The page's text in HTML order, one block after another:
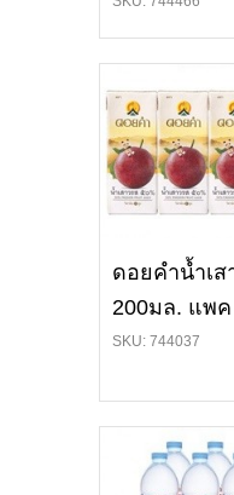
ดอยคำน้ำเส
200มล. แพค
SKU: 744037